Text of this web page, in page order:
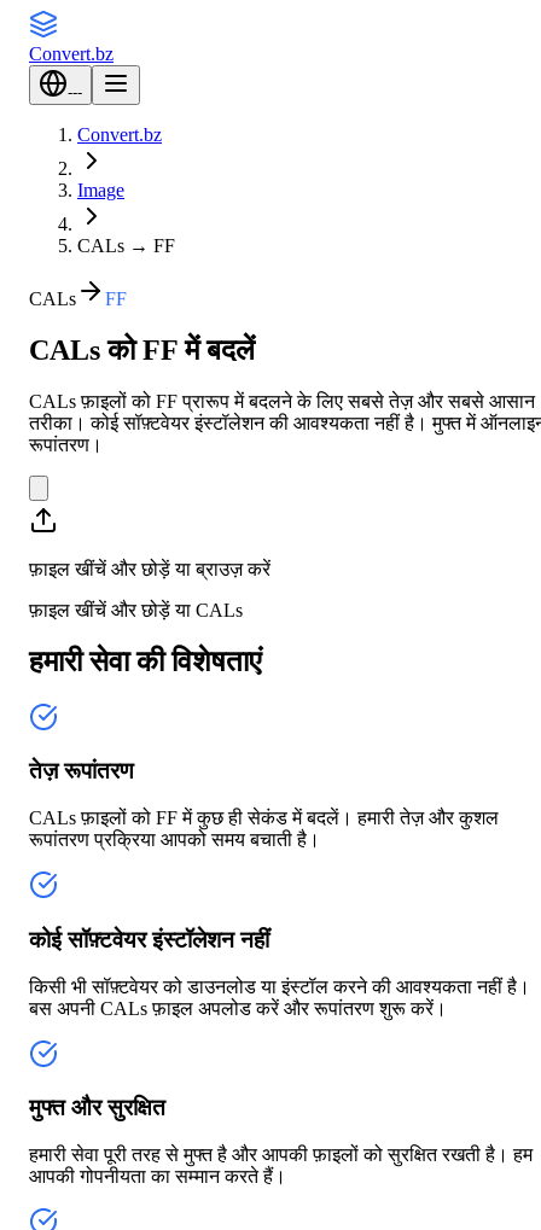
Convert.bz
---
Convert.bz
Image
CALs → FF
CALs FF
CALs को FF में बदलें
CALs फ़ाइलों को FF प्रारूप में बदलने के लिए सबसे तेज़ और सबसे आसान
तरीका। कोई सॉफ़्टवेयर इंस्टॉलेशन की आवश्यकता नहीं है। मुफ्त में
रूपांतरण।
फ़ाइल खींचें और छोड़ें या ब्राउज़ करें
फ़ाइल खींचें और छोड़ें या CALs
हमारी सेवा की विशेषताएं
तेज़ रूपांतरण
CALs फ़ाइलों को FF में कुछ ही सेकंड में बदलें। हमारी तेज़ और कुशल
रूपांतरण प्रक्रिया आपको समय बचाती है।
कोई सॉफ़्टवेयर इंस्टॉलेशन नहीं
किसी भी सॉफ़्टवेयर को डाउनलोड या इंस्टॉल करने की आवश्यकता नहीं है।
बस अपनी CALs फ़ाइल अपलोड करें और रूपांतरण शुरू करें।
मुफ्त और सुरक्षित
हमारी सेवा पूरी तरह से मुफ्त है और आपकी फ़ाइलों को सुरक्षित रखती है। हम
आपकी गोपनीयता का सम्मान करते हैं।